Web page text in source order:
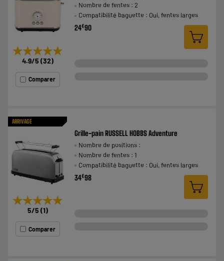
★★★★★
★★★★★
4.9/5 (32)
Comparer
Nombre de fentes : 2
Compatibilité baguette : Oui, fentes larges
24€90
ARRIVAGE
★★★★★
★★★★★
5/5 (1)
Comparer
Grille-pain RUSSELL HOBBS Adventure
Nombre de positions :
Nombre de fentes : 1
Compatibilité baguette : Oui, fentes larges
34€98